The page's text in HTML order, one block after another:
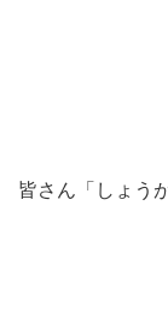
皆さん「しょう